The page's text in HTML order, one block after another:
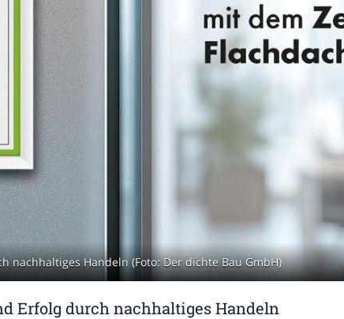
nachhaltiges Handeln (Foto: Der dichte Bau GmbH)
Erfolg durch nachhaltiges Handeln